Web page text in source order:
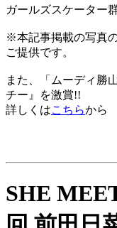
ガールズスケーター
※本記事掲載の写真
ご提供です。
また、「ムーディ勝
チー』を激賞!!
詳しくはこちらから
SHE